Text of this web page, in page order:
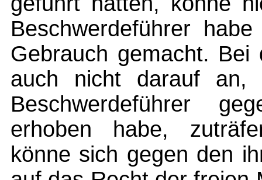
Beschwerdeführer
Gebrauch gemacht.
auch nicht darauf
Beschwerdeführer
erhoben habe,
könne sich gegen den